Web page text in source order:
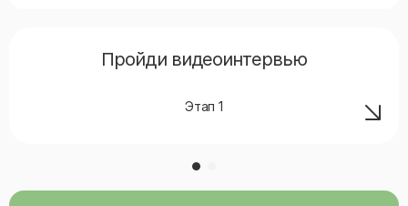
Пройди видеоинтервью
Этап 1